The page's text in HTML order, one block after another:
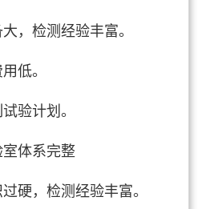
，检测经验丰富。
低。
验计划。
体系完整
硬，检测经验丰富。